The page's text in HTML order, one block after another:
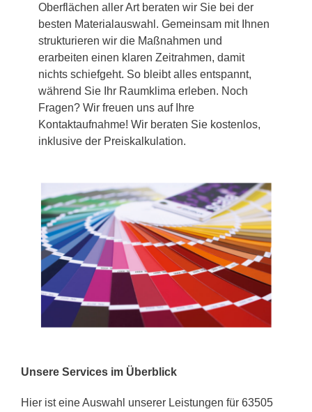
Oberflächen aller Art beraten wir Sie bei der
besten Materialauswahl. Gemeinsam mit Ihnen
strukturieren wir die Maßnahmen und
erarbeiten einen klaren Zeitrahmen, damit
nichts schiefgeht. So bleibt alles entspannt,
während Sie Ihr Raumklima erleben. Noch
Fragen? Wir freuen uns auf Ihre
Kontaktaufnahme! Wir beraten Sie kostenlos,
inklusive der Preiskalkulation.
Unsere Services im Überblick
Hier ist eine Auswahl unserer Leistungen für 63505